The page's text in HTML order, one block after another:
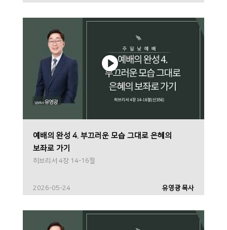
예배의 완성 4. 부끄러운 모습 그대로 은혜의
보좌로 가기
히브리서 4장 14-16절
2026-05-24 유영광 목사